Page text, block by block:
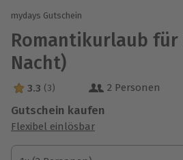
mydays Gutschein
Romantikurlaub für
Nacht)
3.3 Sterne von 5 aus 3 Bewertungen
3.3 (3) 2 Personen
Gutschein kaufen
Flexibel einlösbar
1x (2 Personen)